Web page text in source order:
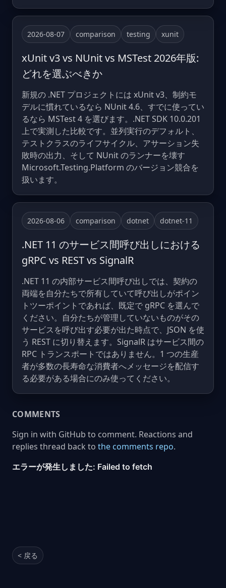
2026-08-07 comparison testing xunit
xUnit v3 vs NUnit vs MSTest 2026年版:
どれを選ぶべきか
新規の .NET プロジェクトには xUnit v3、制約モ
デルに慣れているなら NUnit 4.6、すでに使ってい
るなら MSTest 4 を選びます。.NET SDK 10.0.201
上で実測した比較です。並列実行のデフォルト、
テストクラスのライフサイクル、アサーション失
敗時の出力、そして NUnit のランナーを壊す
Microsoft.Testing.Platform のバージョン競合を
扱います。
2026-08-06 comparison dotnet dotnet-11
.NET 11 のサービス間呼び出しにおける
gRPC vs REST vs SignalR
.NET 11 の内部サービス間呼び出しでは、契約の
両端を自分たちで所有していて呼び出しがポイン
トツーポイントであれば、既定で gRPC を選んで
ください。自分たちが管理していないものがその
サービスを呼び出す必要が出た時点で、JSON を使
う REST に切り替えます。SignalR はサービス間の
RPC トランスポートではありません。1 つの生産
者が多数の長寿命な消費者へメッセージを配信す
る必要がある場合にのみ使ってください。
COMMENTS
Sign in with GitHub to comment. Reactions and
replies thread back to the comments repo.
< 戻る